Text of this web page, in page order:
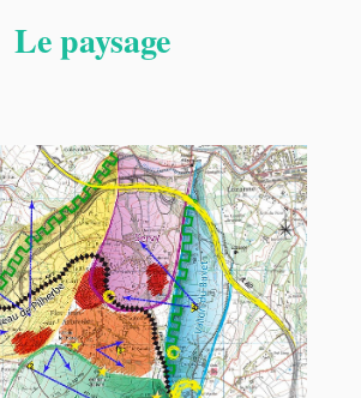
Le paysage